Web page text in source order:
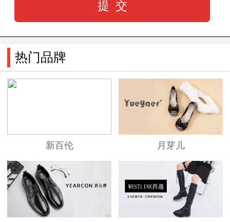
Veiing作为快时尚女鞋品牌领导者，具有快时尚
热门品牌
新百伦 月芽儿